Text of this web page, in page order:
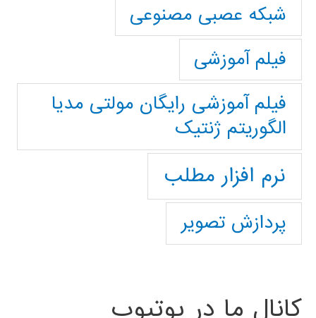
شبکه عصبی مصنوعی
فیلم آموزشی
فیلم آموزشی رایگان مولتی مدیا
الگوریتم ژنتیک
نرم افزار مطلب
پردازش تصویر
کانال ما در یوتیوب